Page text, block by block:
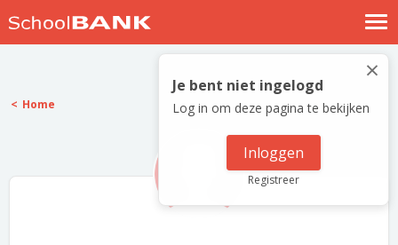
Nostalgische verhalen
Log in
Meld je gratis aan
×
Je bent niet ingelogd
Log in om deze pagina te bekijken
Inloggen
Registreer
Home